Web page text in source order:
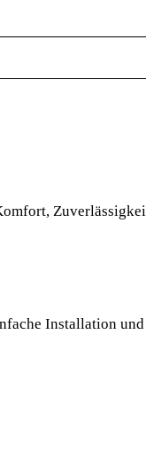
Installation